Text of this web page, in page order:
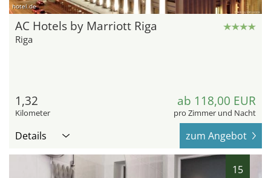
hotel.de
AC Hotels by Marriott Riga
Riga
1,32
Kilometer
ab 118,00 EUR
pro Zimmer und Nacht
Details zum Angebot
15